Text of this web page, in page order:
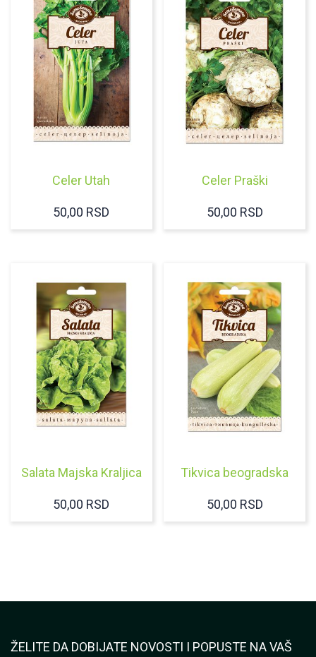
Celer Utah
50,00 RSD
Celer Praški
50,00 RSD
Salata Majska Kraljica
50,00 RSD
Tikvica beogradska
50,00 RSD
ŽELITE DA DOBIJATE NOVOSTI I POPUSTE NA VAŠ